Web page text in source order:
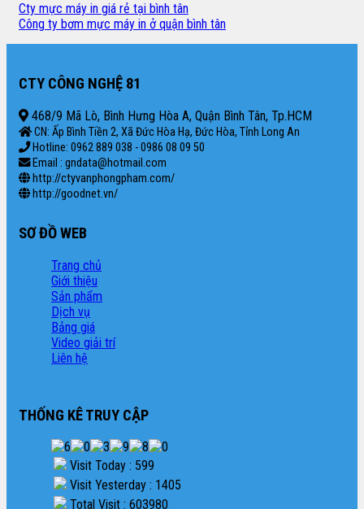
Cty mực máy in giá rẻ tại bình tân
Công ty bơm mực máy in ở quận bình tân
CTY CÔNG NGHỆ 81
468/9 Mã Lò, Bình Hưng Hòa A, Quận Bình Tân, Tp.HCM
CN: Ấp Bình Tiền 2, Xã Đức Hòa Hạ, Đức Hòa, Tỉnh Long An
Hotline: 0962 889 038 - 0986 08 09 50
Email : gndata@hotmail.com
http://ctyvanphongpham.com/
http://goodnet.vn/
SƠ ĐỒ WEB
Trang chủ
Giới thiệu
Sản phẩm
Dịch vụ
Bảng giá
Video giải trí
Liên hệ
THỐNG KÊ TRUY CẬP
Visit Today : 599
Visit Yesterday : 1405
Total Visit : 603980